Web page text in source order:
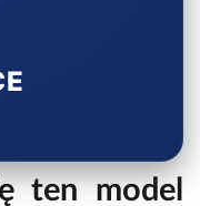
ten model